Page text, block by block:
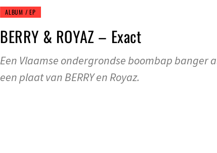
ALBUM / EP
BERRY & ROYAZ – Exact
Een Vlaamse ondergrondse boombap banger
een plaat van BERRY en Royaz.